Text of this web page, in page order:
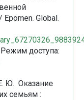
Global.
доступа:
Ю. Оказание
семьям :